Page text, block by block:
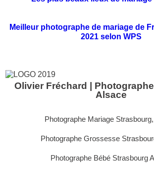
Meilleur photographe de mariage de
2021 selon WPS
Olivier Fréchard |
Alsace
Photographe Mariage
Photographe Grossesse
Photographe Bébé Strasbourg